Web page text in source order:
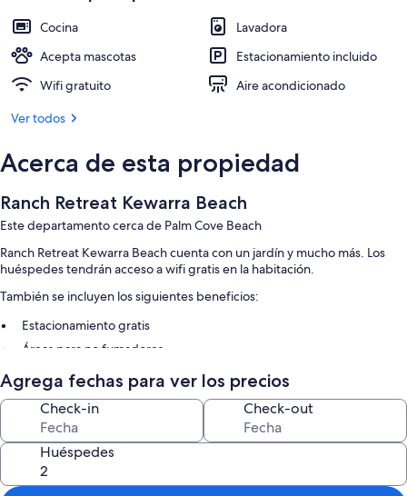
Cocina
Lavadora
Acepta mascotas
Estacionamiento incluido
Wifi gratuito
Aire acondicionado
Ver todos
Acerca de esta propiedad
Ranch Retreat Kewarra Beach
Este departamento cerca de Palm Cove Beach
Ranch Retreat Kewarra Beach cuenta con un jardín y mucho más. Los
huéspedes tendrán acceso a wifi gratis en la habitación.
También se incluyen los siguientes beneficios:
Estacionamiento gratis
Áreas para no fumadores
Características de las habitaciones
En Ranch Retreat Kewarra Beach, todas las habitaciones poseen
beneficios como aire acondicionado y batas. También brindan servicios
como wifi gratis.
También se incluyen los siguientes beneficios adicionales en todas las
habitaciones:
Agrega fechas para ver los precios
Check-in Check-out
Huéspedes